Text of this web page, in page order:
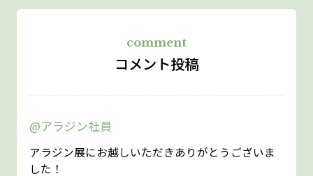
comment
コメント投稿
@アラジン社員
アラジン展にお越しいただきありがとうございま
した！